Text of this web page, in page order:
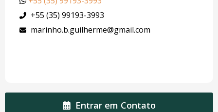
+55 (35) 99193-3993
marinho.b.guilherme@gmail.com
Entrar em Contato